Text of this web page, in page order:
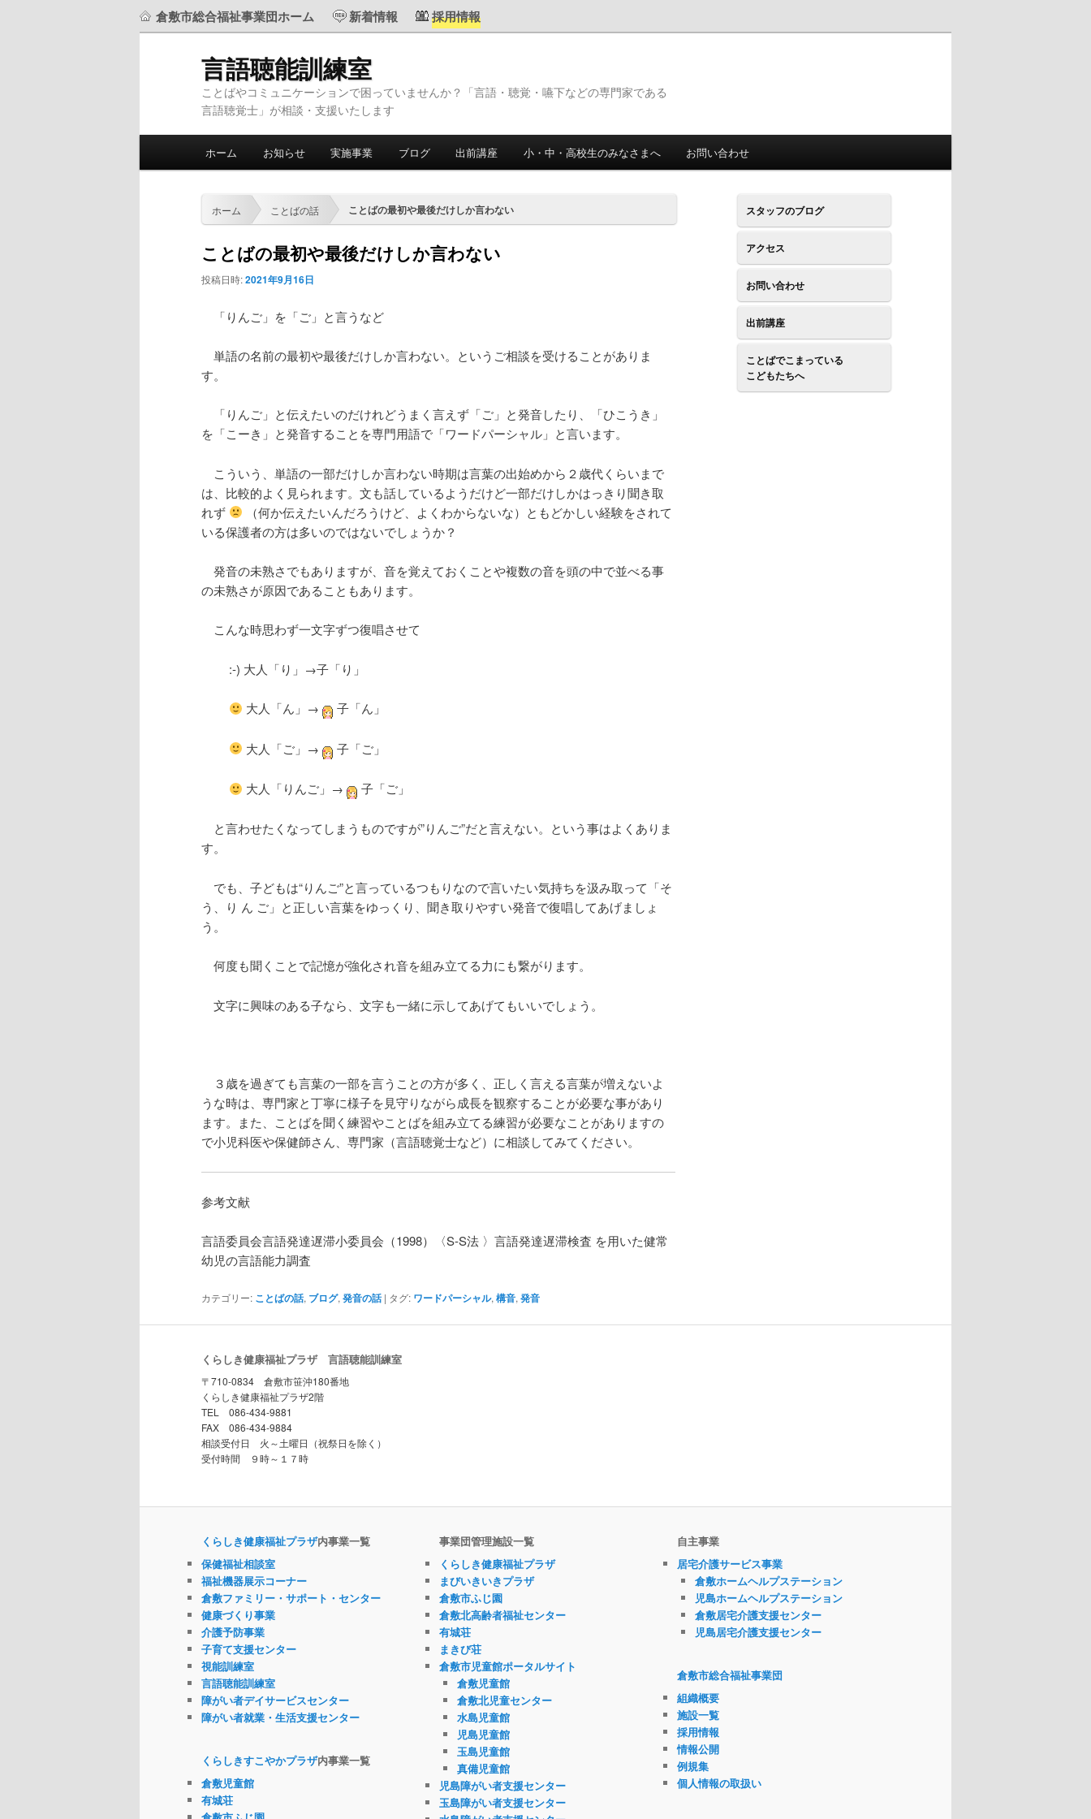
倉敷市総合福祉事業団ホーム 新着情報 採用情報
言語聴能訓練室
ことばやコミュニケーションで困っていませんか？「言語・聴覚・嚥下などの専門家である
言語聴覚士」が相談・支援いたします
メ
コ
ン
テ
ツ
へ
移
サ
ン
テ
ン
へ
移
動
ホーム お知らせ 実施事業 ブログ 出前講座 小・中・高校生のみなさまへ お問い合わせ
ホーム ことばの話 ことばの最初や最後だけしか言わない
ことばの最初や最後だけしか言わない
投稿日時:2021年9月16日
「りんご」を「ご」と言うなど
単語の名前の最初や最後だけしか言わない。というご相談を受けることがありま
す。
「りんご」と伝えたいのだけれどうまく言えず「ご」と発音したり、「ひこうき」
を「こーき」と発音することを専門用語で「ワードパーシャル」と言います。
こういう、単語の一部だけしか言わない時期は言葉の出始めから２歳代くらいまで
は、比較的よく見られます。文も話しているようだけど一部だけしかはっきり聞き取
れず
（何か伝えたいんだろうけど、よくわからないな）ともどかしい経験をされて
いる保護者の方は多いのではないでしょうか？
発音の未熟さでもありますが、音を覚えておくことや複数の音を頭の中で並べる事
の未熟さが原因であることもあります。
こんな時思わず一文字ずつ復唱させて
:-) 大人「り」→子「り」
大人「ん」→ 子「ん」
大人「ご」→ 子「ご」
大人「りんご」→ 子「ご」
と言わせたくなってしまうものですが”りんご”だと言えない。という事はよくありま
す。
でも、子どもは“りんご”と言っているつもりなので言いたい気持ちを汲み取って「そ
う、り ん ご」と正しい言葉をゆっくり、聞き取りやすい発音で復唱してあげましょ
う。
何度も聞くことで記憶が強化され音を組み立てる力にも繋がります。
文字に興味のある子なら、文字も一緒に示してあげてもいいでしょう。
３歳を過ぎても言葉の一部を言うことの方が多く、正しく言える言葉が増えないよ
うな時は、専門家と丁寧に様子を見守りながら成長を観察することが必要な事があり
ます。また、ことばを聞く練習やことばを組み立てる練習が必要なことがありますの
で小児科医や保健師さん、専門家（言語聴覚士など）に相談してみてください。
参考文献
言語委員会言語発達遅滞小委員会（1998）〈S-S法 〉言語発達遅滞検査 を用いた健常
幼児の言語能力調査
カテゴリー: ことばの話, ブログ, 発音の話| タグ: ワードパーシャル, 構音, 発音
スタッフのブログ
アクセス
お問い合わせ
出前講座
ことばでこまっている
こどもたちへ
くらしき健康福祉プラザ 言語聴能訓練室
〒710-0834 倉敷市笹沖180番地
くらしき健康福祉プラザ2階
TEL 086-434-9881
FAX 086-434-9884
相談受付日 火～土曜日（祝祭日を除く）
受付時間 ９時～１７時
くらしき健康福祉プラザ内事業一覧
保健福祉相談室
福祉機器展示コーナー
倉敷ファミリー・サポート・センター
健康づくり事業
介護予防事業
子育て支援センター
視能訓練室
言語聴能訓練室
障がい者デイサービスセンター
障がい者就業・生活支援センター
くらしきすこやかプラザ内事業一覧
倉敷児童館
有城荘
事業団管理施設一覧
くらしき健康福祉プラザ
まびいきいきプラザ
倉敷市ふじ園
倉敷北高齢者福祉センター
有城荘
まきび荘
倉敷市児童館ポータルサイト
倉敷児童館
倉敷北児童センター
水島児童館
児島児童館
玉島児童館
真備児童館
児島障がい者支援センター
玉島障がい者支援センター
自主事業
居宅介護サービス事業
倉敷ホームヘルプステーション
児島ホームヘルプステーション
倉敷居宅介護支援センター
児島居宅介護支援センター
倉敷市総合福祉事業団
組織概要
施設一覧
採用情報
情報公開
例規集
個人情報の取扱い